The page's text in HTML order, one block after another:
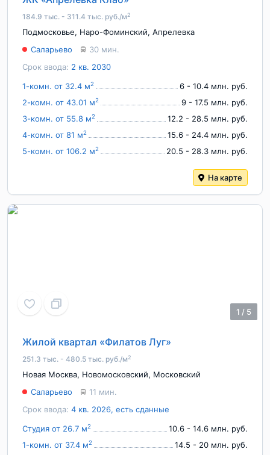
184.9 тыс. - 311.4 тыс. руб./м2
Подмосковье, Наро-Фоминский, Апрелевка
Срок ввода: 2 кв. 2030
Саларьево 30 мин.
1-комн. от 32.4 м2
6 - 10.4 млн. руб.
2-комн. от 43.01 м2
9 - 17.5 млн. руб.
3-комн. от 55.8 м2
12.2 - 28.5 млн. руб.
4-комн. от 81 м2
15.6 - 24.4 млн. руб.
5-комн. от 106.2 м2 20.5 - 28.3 млн. руб.
На карте
1 / 5
Жилой квартал «Филатов Луг»
251.3 тыс. - 480.5 тыс. руб./м2
Новая Москва, Новомосковский, Московский
Срок ввода: 4 кв. 2026, есть сданные
Саларьево 11 мин.
Студия от 26.7 м2
10.6 - 14.6 млн. руб.
1-комн. от 37.4 м2
14.5 - 20 млн. руб.